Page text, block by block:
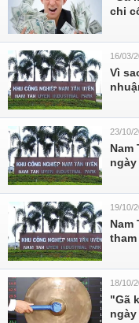
chi
16/03/
Vì
23/10/
Nam
19/10/
Nam
18/10/
"Gã